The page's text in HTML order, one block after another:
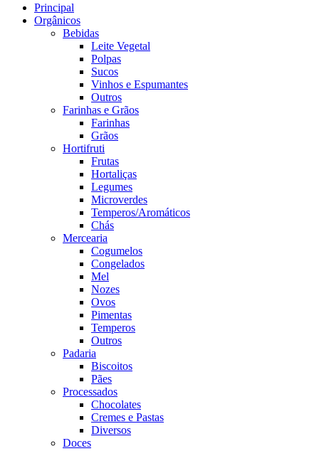
Principal
Orgânicos
Bebidas
Leite Vegetal
Polpas
Sucos
Vinhos e Espumantes
Outros
Farinhas e Grãos
Farinhas
Grãos
Hortifruti
Frutas
Hortaliças
Legumes
Microverdes
Temperos/Aromáticos
Chás
Mercearia
Cogumelos
Congelados
Mel
Nozes
Ovos
Pimentas
Temperos
Outros
Padaria
Biscoitos
Pães
Processados
Chocolates
Cremes e Pastas
Diversos
Doces